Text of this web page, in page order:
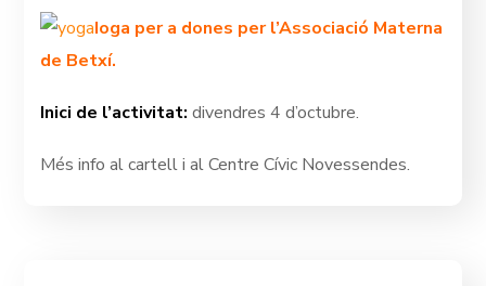
Ioga per a dones per l’Associació Materna
de Betxí.
Inici de l’activitat: divendres 4 d’octubre.
Més info al cartell i al Centre Cívic Novessendes.